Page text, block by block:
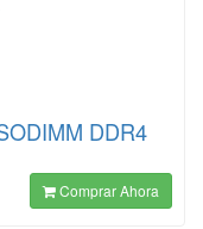
DDR4
Comprar Ahora